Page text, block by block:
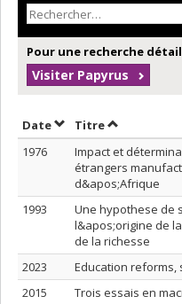
Pour une recherche
Visiter Papyrus
DateTrier par date en
TitreTrier par
1976
Impact et
étrangers
d&apos;Afrique
1993
Une hypothese de
l&apos;origine de
de la richesse
2023
Education
2015
Trois essais en